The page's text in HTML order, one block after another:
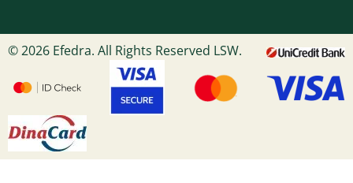
© 2026 Efedra. All Rights Reserved LSW.